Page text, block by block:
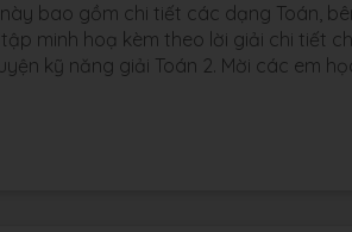
bao gồm chi tiết các dạng Toán,
minh hoạ kèm theo lời giải chi tiết
kỹ năng giải Toán 2. Mời các em